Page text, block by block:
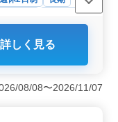
ュしながら働け
派遣社員
支給され、昇給制
通勤が可能で、通
期的に働ける環境
詳しく見る
08/08〜2026/11/07